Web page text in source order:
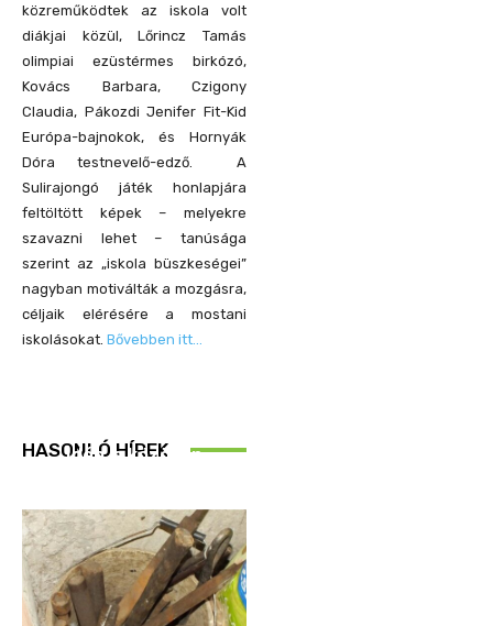
közreműködtek az iskola volt
diákjai közül, Lőrincz Tamás
olimpiai ezüstérmes birkózó,
Kovács Barbara, Czigony
Claudia, Pákozdi Jenifer Fit-Kid
Európa-bajnokok, és Hornyák
Dóra testnevelő-edző. A
Sulirajongó játék honlapjára
feltöltött képek – melyekre
szavazni lehet – tanúsága
szerint az „iskola büszkeségei”
nagyban motiválták a mozgásra,
céljaik elérésére a mostani
iskolásokat. Bővebben itt…
HASONLÓ HÍREK
Idén is közösen